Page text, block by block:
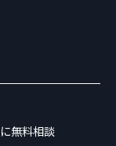
無料相談